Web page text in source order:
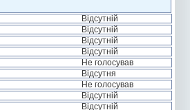
Відсутній
Відсутній
Відсутній
Відсутній
Не голосував
Відсутня
Не голосував
Відсутній
Відсутній